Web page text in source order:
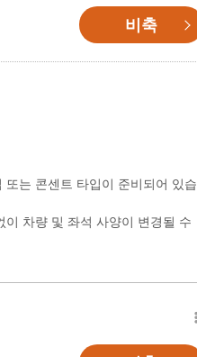
비축
또는 콘센트 타입이 준비되어 있습
이 차량 및 좌석 사양이 변경될 수